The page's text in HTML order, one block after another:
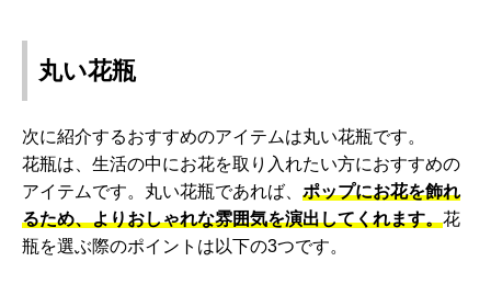
丸い花瓶
次に紹介するおすすめのアイテムは丸い花瓶です。
花瓶は、生活の中にお花を取り入れたい方におすすめの
アイテムです。丸い花瓶であれば、 ポップにお花を飾れ
るため、よりおしゃれな雰囲気を演出してくれます。花
瓶を選ぶ際のポイントは以下の3つです。